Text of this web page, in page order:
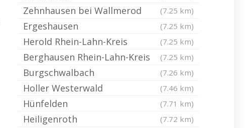
Zehnhausen bei Wallmerod (7.25 km)
Ergeshausen (7.25 km)
Herold Rhein-Lahn-Kreis (7.25 km)
Berghausen Rhein-Lahn-Kreis (7.25 km)
Burgschwalbach (7.26 km)
Holler Westerwald (7.46 km)
Hünfelden (7.71 km)
Heiligenroth (7.72 km)